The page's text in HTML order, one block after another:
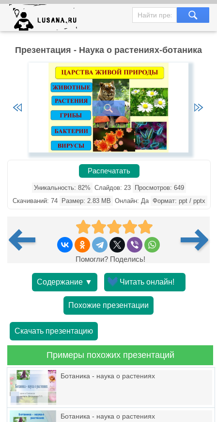
Презентация - Наука о растениях-ботаника
Распечатать
Уникальность: 82% Слайдов: 23
Просмотров: 649
Скачиваний: 74
Размер: 2.83 MB Онлайн: Да Формат: ppt / pptx
Помогли? Поделись!
Содержание ▼ Читать онлайн!
Похожие презентации
Скачать презентацию
Примеры похожих презентаций
Ботаника - наука о растениях
Ботаника - наука о растениях